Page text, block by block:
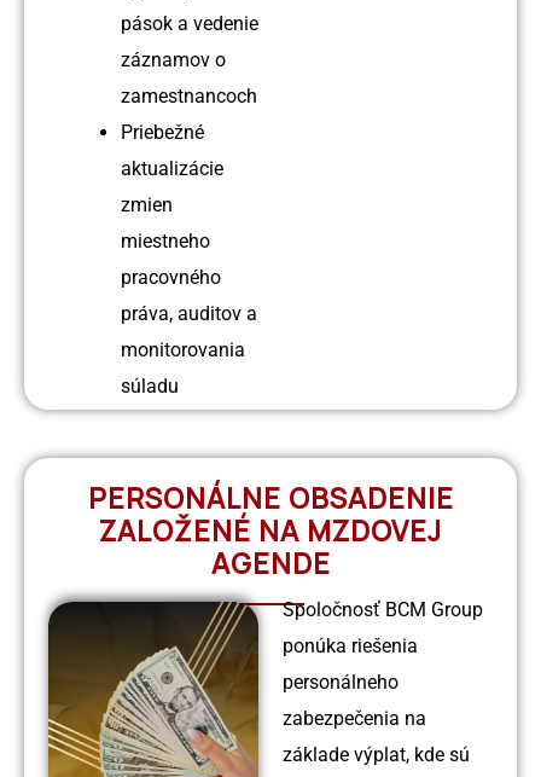
pások a vedenie
záznamov o
zamestnancoch
Priebežné
aktualizácie
zmien
miestneho
pracovného
práva, auditov a
monitorovania
súladu
PERSONÁLNE OBSADENIE
ZALOŽENÉ NA MZDOVEJ
AGENDE
Spoločnosť BCM Group
ponúka riešenia
personálneho
zabezpečenia na
základe výplat, kde sú